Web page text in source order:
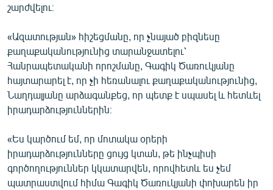
շարժվելու։
«Ազատության» հիշեցմանը, որ չնայած բիզնեսը
քաղաքականությունից տարանջատելու՝
Հանրապետականի որոշմանը, Գագիկ Ծառուկյանը
հայտարարել է, որ չի հեռանալու քաղաքականությունից,
Նաղդալյանը արձագանքեց, որ պետք է սպասել և հետևել
իրադարձություններին։
«Ես կարծում եմ, որ մոտակա օրերի
իրադարձությունները ցույց կտան, թե ինչպիսի
գործողություններ կկատարվեն, որովհետև ես չեմ
պատրաստվում հիմա Գագիկ Ծառուկյանի փոխարեն իր